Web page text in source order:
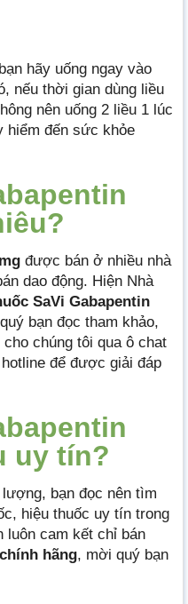
hãy uống ngay vào
nếu thời gian dùng liều
nên uống 2 liều 1 lúc
hiểm đến sức khỏe
được bán ở nhiều nhà
dao động. Hiện Nhà
SaVi Gabapentin
bạn đọc tham khảo,
chúng tôi qua ô chat
để được giải đáp
uy tín?
bạn đọc nên tìm
hiệu thuốc uy tín trong
luôn cam kết chỉ bán
hãng, mời quý bạn